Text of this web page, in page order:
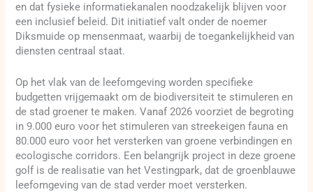
en dat fysieke informatiekanalen noodzakelijk blijven voor
een inclusief beleid. Dit initiatief valt onder de noemer
Diksmuide op mensenmaat, waarbij de toegankelijkheid van
diensten centraal staat.
Op het vlak van de leefomgeving worden specifieke
budgetten vrijgemaakt om de biodiversiteit te stimuleren en
de stad groener te maken. Vanaf 2026 voorziet de begroting
in 9.000 euro voor het stimuleren van streekeigen fauna en
80.000 euro voor het versterken van groene verbindingen en
ecologische corridors. Een belangrijk project in deze groene
golf is de realisatie van het Vestingpark, dat de groenblauwe
leefomgeving van de stad verder moet versterken.